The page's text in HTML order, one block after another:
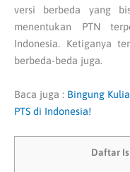
versi berbeda yang
menentukan PTN
Indonesia. Ketiganya
berbeda-beda juga.
Baca juga : Bingung
PTS di Indonesia!
Daftar